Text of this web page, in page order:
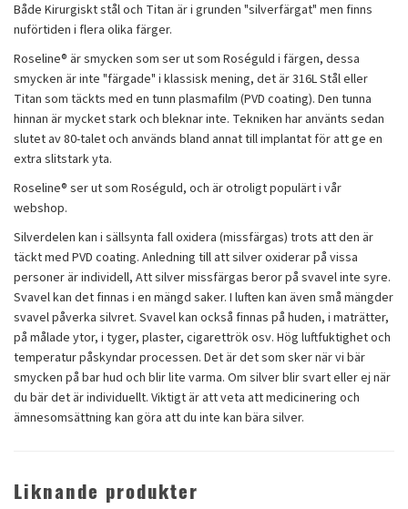
Både Kirurgiskt stål och Titan är i grunden "silverfärgat" men finns
nuförtiden i flera olika färger.
Roseline® är smycken som ser ut som Roséguld i färgen, dessa
smycken är inte "färgade" i klassisk mening, det är 316L Stål eller
Titan som täckts med en tunn plasmafilm (PVD coating). Den tunna
hinnan är mycket stark och bleknar inte. Tekniken har använts sedan
slutet av 80-talet och används bland annat till implantat för att ge en
extra slitstark yta.
Roseline® ser ut som Roséguld, och är otroligt populärt i vår
webshop.
Silverdelen kan i sällsynta fall oxidera (missfärgas) trots att den är
täckt med PVD coating. Anledning till att silver oxiderar på vissa
personer är individell, Att silver missfärgas beror på svavel inte syre.
Svavel kan det finnas i en mängd saker. I luften kan även små mängder
svavel påverka silvret. Svavel kan också finnas på huden, i maträtter,
på målade ytor, i tyger, plaster, cigarettrök osv. Hög luftfuktighet och
temperatur påskyndar processen. Det är det som sker när vi bär
smycken på bar hud och blir lite varma. Om silver blir svart eller ej när
du bär det är individuellt. Viktigt är att veta att medicinering och
ämnesomsättning kan göra att du inte kan bära silver.
Liknande produkter